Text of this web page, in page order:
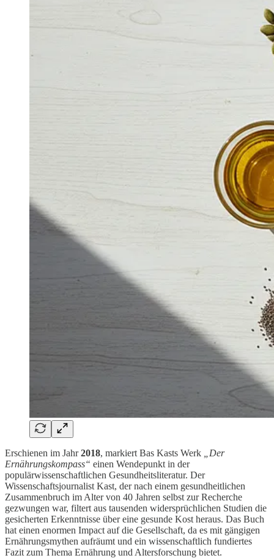
Erschienen im Jahr2018, markiert Bas Kasts Werk
„Der
Ernährungskompass“ einen Wendepunkt in der
populärwissenschaftlichen Gesundheitsliteratur. Der
Wissenschaftsjournalist Kast, der nach einem gesundheitlichen
Zusammenbruch im Alter von 40 Jahren selbst zur Recherche
gezwungen war, filtert aus tausenden widersprüchlichen Studien die
gesicherten Erkenntnisse über eine gesunde Kost heraus. Das Buch
hat einen enormen Impact auf die Gesellschaft, da es mit gängigen
Ernährungsmythen aufräumt und ein wissenschaftlich fundiertes
Fazit zum Thema Ernährung und Altersforschung bietet.